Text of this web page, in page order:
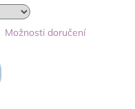
Možnosti doručení